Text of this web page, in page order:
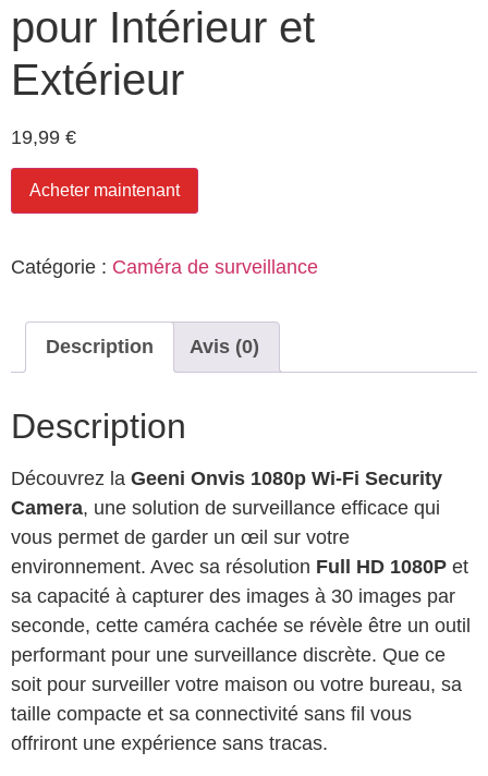
pour Intérieur et
Extérieur
19,99 €
Acheter maintenant
Catégorie : Caméra de surveillance
Description Avis (0)
Description
Découvrez la Geeni Onvis 1080p Wi-Fi Security
Camera, une solution de surveillance efficace qui
vous permet de garder un œil sur votre
environnement. Avec sa résolution Full HD 1080P et
sa capacité à capturer des images à 30 images par
seconde, cette caméra cachée se révèle être un outil
performant pour une surveillance discrète. Que ce
soit pour surveiller votre maison ou votre bureau, sa
taille compacte et sa connectivité sans fil vous
offriront une expérience sans tracas.